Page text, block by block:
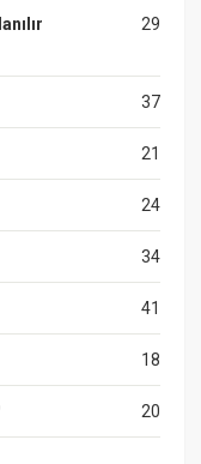
29
37
21
24
34
41
18
20